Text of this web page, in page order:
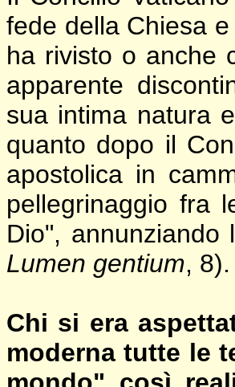
fede della Chiesa
ha rivisto o anche
apparente
sua intima natura
quanto dopo il
apostolica in
pellegrinaggio fra
Dio",
Lumen gentium, 8).
Chi si era
moderna tutte le